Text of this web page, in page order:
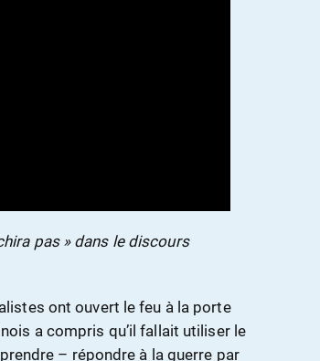
pas » dans le discours
ont ouvert le feu à la porte
a compris qu’il fallait utiliser le
– répondre à la guerre par